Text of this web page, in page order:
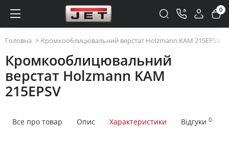
0
Головна Кромкооблицювальний верстат Holzmann KAM 215EPSV
Кромкооблицювальний
верстат Holzmann KAM
215EPSV
Все про товар Опис Характеристики Відгуки 0